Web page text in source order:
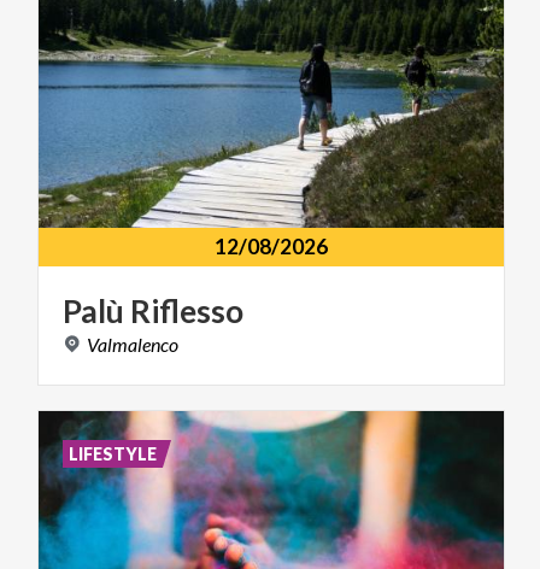
12/08/2026
Palù Riflesso
Valmalenco
LIFESTYLE